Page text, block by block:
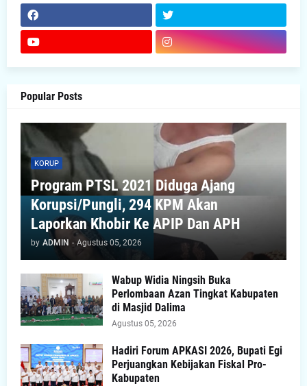
Popular Posts
KORUP
Program PTSL 2021 Diduga Ajang
Korupsi/Pungli, 294 KPM Akan
Laporkan Khobir Ke APIP Dan APH
by ADMIN - Agustus 05, 2026
Wabup Widia Ningsih Buka
Perlombaan Azan Tingkat Kabupaten
di Masjid Dalima
Agustus 05, 2026
Hadiri Forum APKASI 2026, Bupati Egi
Perjuangkan Kebijakan Fiskal Pro-
Kabupaten